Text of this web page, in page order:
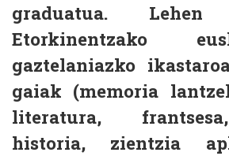
graduatua. Lehen
Etorkinentzako
gaztelaniazko
gaiak (memoria
literatura,
historia, zientzia